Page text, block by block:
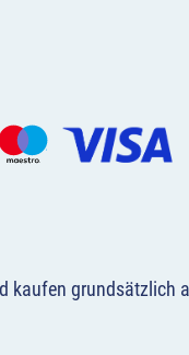
kaufen grundsätzlich